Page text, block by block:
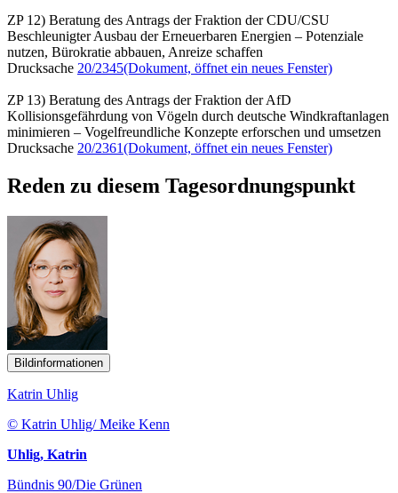
ZP 12) Beratung des Antrags der Fraktion der CDU/CSU
Beschleunigter Ausbau der Erneuerbaren Energien – Potenziale
nutzen, Bürokratie abbauen, Anreize schaffen
Drucksache 20/2345(Dokument, öffnet ein neues Fenster)
ZP 13) Beratung des Antrags der Fraktion der AfD
Kollisionsgefährdung von Vögeln durch deutsche Windkraftanlagen
minimieren – Vogelfreundliche Konzepte erforschen und umsetzen
Drucksache 20/2361(Dokument, öffnet ein neues Fenster)
Reden zu diesem Tagesordnungspunkt
Bildinformationen
Katrin Uhlig
© Katrin Uhlig/ Meike Kenn
Uhlig, Katrin
Bündnis 90/Die Grünen